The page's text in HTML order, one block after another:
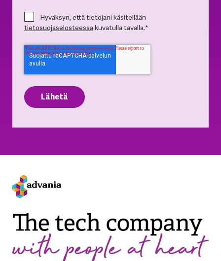
Hyväksyn, että tietojani käsitellään
tietosuojaselosteessakuvatulla tavalla.*